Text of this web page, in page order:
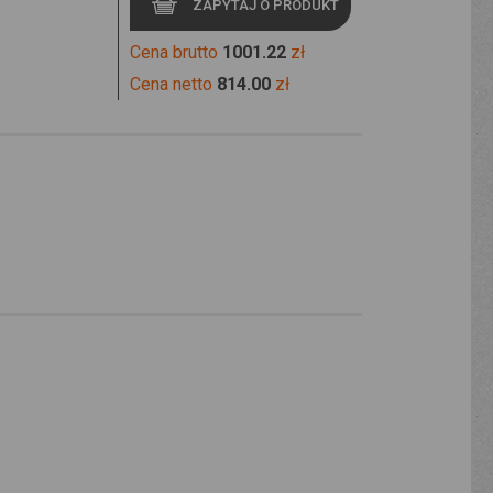
ZAPYTAJ O PRODUKT
Cena brutto 1001.22 zł
Cena netto 814.00 zł